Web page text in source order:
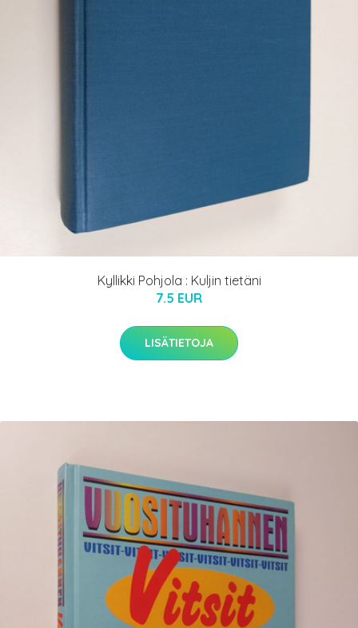
Kyllikki Pohjola : Kuljin tietäni
7.5 EUR
LISÄTIETOJA